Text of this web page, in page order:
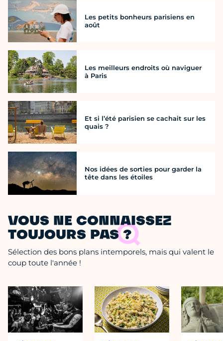
Les petits bonheurs parisiens en
août
Les meilleurs endroits où naviguer
à Paris
Et si l’été parisien se cachait sur les
quais ?
Nos idées de sorties pour garder la
tête dans les étoiles
VOUS NE CONNAISSEZ
TOUJOURS PAS ?
Sélection des bons plans intemporels, mais qui valent le
coup toute l'année !